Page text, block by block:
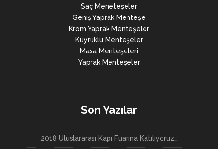
Saç Meneteşeler
Geniş Yaprak Menteşe
Krom Yaprak Menteşeler
Kuyruklu Menteşeler
Masa Menteşeleri
Yaprak Menteşeler
Son Yazılar
2018 Uluslararası Kapı Fuarına Katılıyoruz…